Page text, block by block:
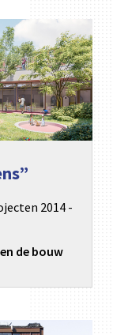
2014 -
de bouw